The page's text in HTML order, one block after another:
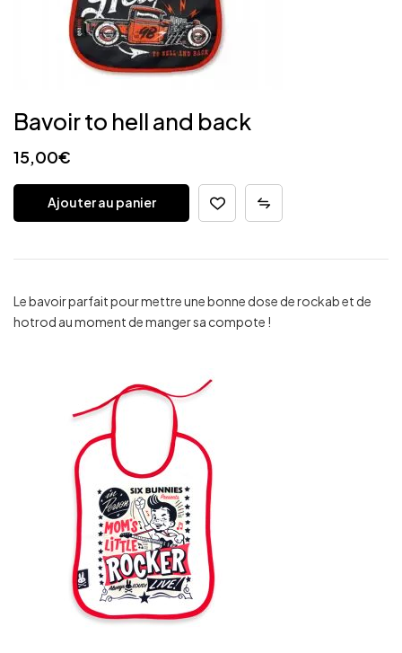
Bavoir to hell and back
15,00€
Ajouter au panier
Le bavoir parfait pour mettre une bonne dose de rockab et de
hotrod au moment de manger sa compote !